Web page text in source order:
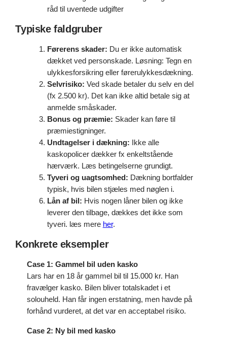
råd til uventede udgifter
Typiske faldgruber
Førerens skader: Du er ikke automatisk
dækket ved personskade. Løsning: Tegn en
ulykkesforsikring eller førerulykkesdækning.
Selvrisiko: Ved skade betaler du selv en del
(fx 2.500 kr). Det kan ikke altid betale sig at
anmelde småskader.
Bonus og præmie: Skader kan føre til
præmiestigninger.
Undtagelser i dækning: Ikke alle
kaskopolicer dækker fx enkeltstående
hærværk. Læs betingelserne grundigt.
Tyveri og uagtsomhed: Dækning bortfalder
typisk, hvis bilen stjæles med nøglen i.
Lån af bil: Hvis nogen låner bilen og ikke
leverer den tilbage, dækkes det ikke som
tyveri. læs mere her.
Konkrete eksempler
Case 1: Gammel bil uden kasko
Lars har en 18 år gammel bil til 15.000 kr. Han
fravælger kasko. Bilen bliver totalskadet i et
solouheld. Han får ingen erstatning, men havde på
forhånd vurderet, at det var en acceptabel risiko.
Case 2: Ny bil med kasko